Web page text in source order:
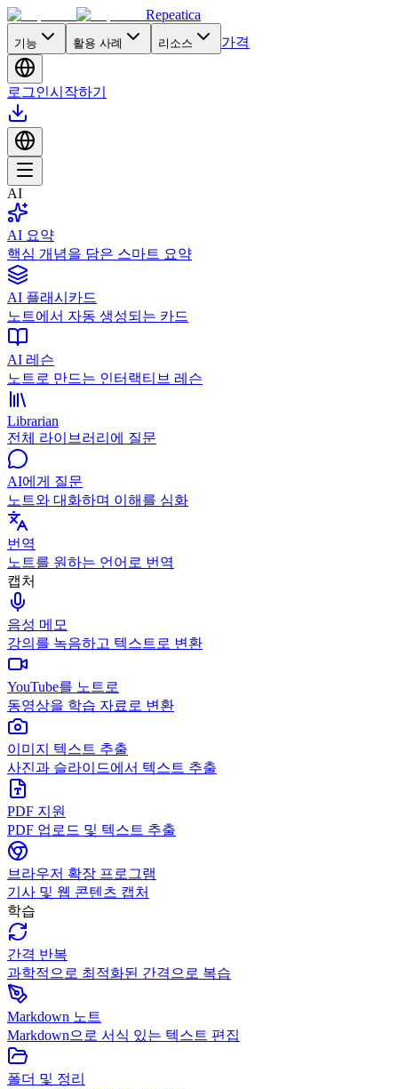
Repeatica
기능 활용 사례 리소스 가격
로그인시작하기
AI
AI 요약
핵심 개념을 담은 스마트 요약
AI 플래시카드
노트에서 자동 생성되는 카드
AI 레슨
노트로 만드는 인터랙티브 레슨
Librarian
전체 라이브러리에 질문
AI에게 질문
노트와 대화하며 이해를 심화
번역
노트를 원하는 언어로 번역
캡처
음성 메모
강의를 녹음하고 텍스트로 변환
YouTube를 노트로
동영상을 학습 자료로 변환
이미지 텍스트 추출
사진과 슬라이드에서 텍스트 추출
PDF 지원
PDF 업로드 및 텍스트 추출
브라우저 확장 프로그램
기사 및 웹 콘텐츠 캡처
학습
간격 반복
과학적으로 최적화된 간격으로 복습
Markdown 노트
Markdown으로 서식 있는 텍스트 편집
폴더 및 정리